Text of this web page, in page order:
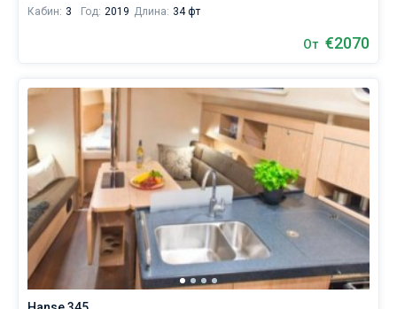
Кабин: 3 Год: 2019 Длина: 34 фт
От €2070